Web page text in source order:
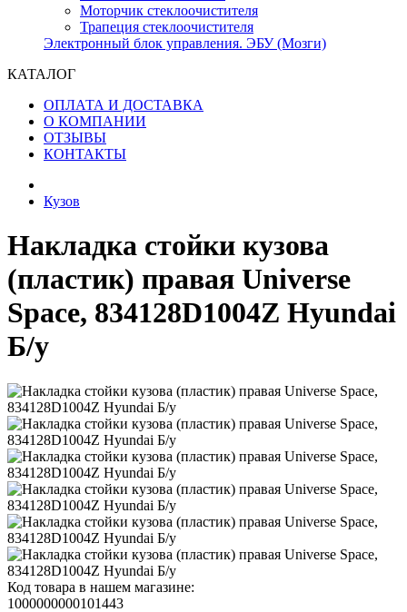
Моторчик стеклоочистителя
Трапеция стеклоочистителя
Электронный блок управления. ЭБУ (Мозги)
КАТАЛОГ
ОПЛАТА И ДОСТАВКА
О КОМПАНИИ
ОТЗЫВЫ
КОНТАКТЫ
Кузов
Накладка стойки кузова
(пластик) правая Universe
Space, 834128D1004Z Hyundai
Б/у
Код товара в нашем магазине:
1000000000101443